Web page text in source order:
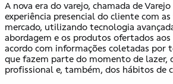
A nova era do varejo, chamada de
experiência presencial do cliente com
mercado, utilizando tecnologia
abordagem e os produtos ofertados
acordo com informações coletadas por
que fazem parte do momento de lazer,
profissional e, também, dos hábitos de